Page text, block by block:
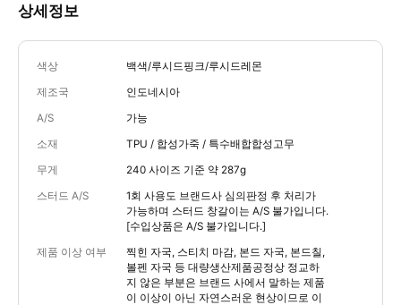
상세정보
색상 백색/루시드핑크/루시드레몬
제조국 인도네시아
A/S 가능
소재 TPU / 합성가죽 / 특수배합합성고무
무게 240 사이즈 기준 약 287g
스터드 A/S
1회 사용도 브랜드사 심의판정 후 처리가
가능하며 스터드 창갈이는 A/S 불가입니다.
[수입상품은 A/S 불가입니다.]
제품 이상 여부
찍힌 자국, 스티치 마감, 본드 자국, 본드칠,
볼펜 자국 등 대량생산제품공정상 정교하
지 않은 부분은 브랜드 사에서 말하는 제품
이 이상이 아닌 자연스러운 현상이므로 이